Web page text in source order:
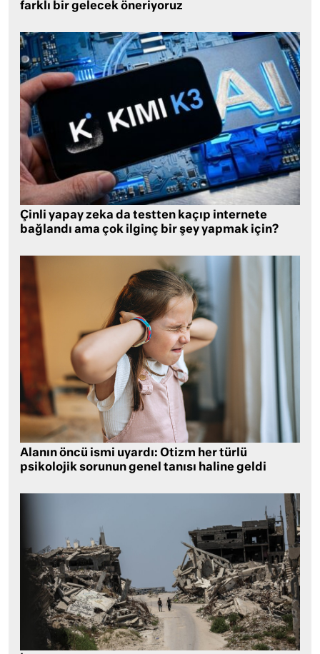
farklı bir gelecek öneriyoruz
Çinli yapay zeka da testten kaçıp internete
bağlandı ama çok ilginç bir şey yapmak için?
Alanın öncü ismi uyardı: Otizm her türlü
psikolojik sorunun genel tanısı haline geldi